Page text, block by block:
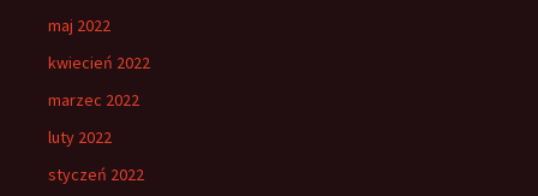
maj 2022
kwiecień 2022
marzec 2022
luty 2022
styczeń 2022